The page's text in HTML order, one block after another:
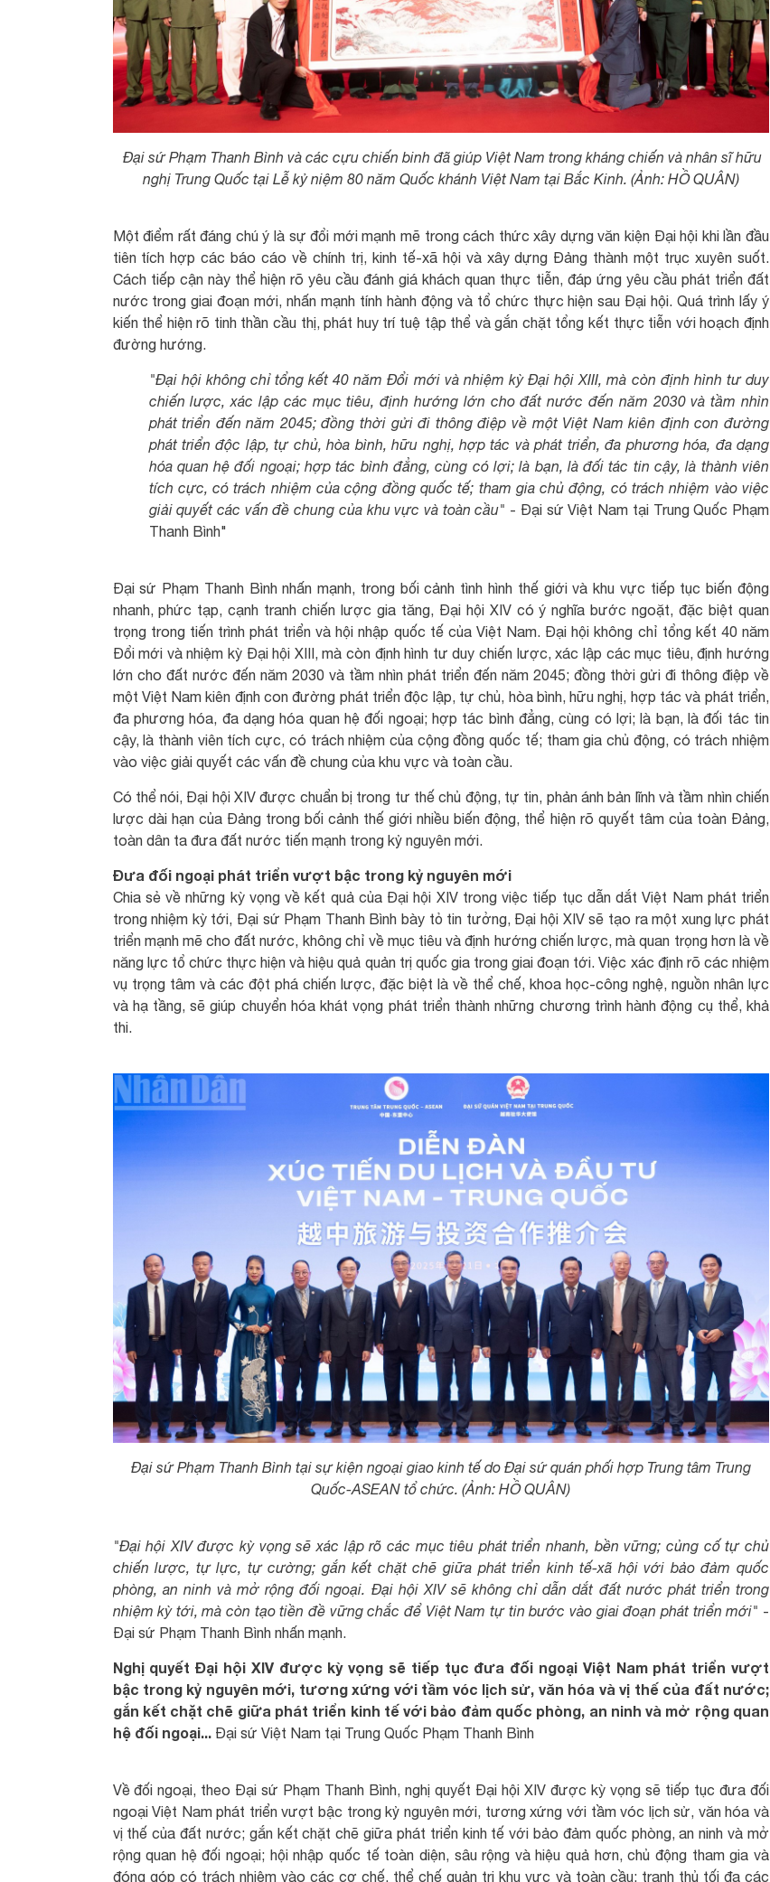
Đại sứ Phạm Thanh Bình và các cựu chiến binh đã giúp Việt Nam trong kháng chiến và nhân sĩ hữu
nghị Trung Quốc tại Lễ kỷ niệm 80 năm Quốc khánh Việt Nam tại Bắc Kinh. (Ảnh: HỒ QUÂN)
Một điểm rất đáng chú ý là sự đổi mới mạnh mẽ trong cách thức xây dựng văn kiện Đại hội khi lần đầu
tiên tích hợp các báo cáo về chính trị, kinh tế-xã hội và xây dựng Đảng thành một trục xuyên suốt.
Cách tiếp cận này thể hiện rõ yêu cầu đánh giá khách quan thực tiễn, đáp ứng yêu cầu phát triển đất
nước trong giai đoạn mới, nhấn mạnh tính hành động và tổ chức thực hiện sau Đại hội. Quá trình lấy ý
kiến thể hiện rõ tinh thần cầu thị, phát huy trí tuệ tập thể và gắn chặt tổng kết thực tiễn với hoạch định
đường hướng.
"Đại hội không chỉ tổng kết 40 năm Đổi mới và nhiệm kỳ Đại hội XIII, mà còn định hình tư duy
chiến lược, xác lập các mục tiêu, định hướng lớn cho đất nước đến năm 2030 và tầm nhìn
phát triển đến năm 2045; đồng thời gửi đi thông điệp về một Việt Nam kiên định con đường
phát triển độc lập, tự chủ, hòa bình, hữu nghị, hợp tác và phát triển, đa phương hóa, đa dạng
hóa quan hệ đối ngoại; hợp tác bình đẳng, cùng có lợi; là bạn, là đối tác tin cậy, là thành viên
tích cực, có trách nhiệm của cộng đồng quốc tế; tham gia chủ động, có trách nhiệm vào việc
giải quyết các vấn đề chung của khu vực và toàn cầu" - Đại sứ Việt Nam tại Trung Quốc Phạm
Thanh Bình"
Đại sứ Phạm Thanh Bình nhấn mạnh, trong bối cảnh tình hình thế giới và khu vực tiếp tục biến động
nhanh, phức tạp, cạnh tranh chiến lược gia tăng, Đại hội XIV có ý nghĩa bước ngoặt, đặc biệt quan
trọng trong tiến trình phát triển và hội nhập quốc tế của Việt Nam. Đại hội không chỉ tổng kết 40 năm
Đổi mới và nhiệm kỳ Đại hội XIII, mà còn định hình tư duy chiến lược, xác lập các mục tiêu, định hướng
lớn cho đất nước đến năm 2030 và tầm nhìn phát triển đến năm 2045; đồng thời gửi đi thông điệp về
một Việt Nam kiên định con đường phát triển độc lập, tự chủ, hòa bình, hữu nghị, hợp tác và phát triển,
đa phương hóa, đa dạng hóa quan hệ đối ngoại; hợp tác bình đẳng, cùng có lợi; là bạn, là đối tác tin
cậy, là thành viên tích cực, có trách nhiệm của cộng đồng quốc tế; tham gia chủ động, có trách nhiệm
vào việc giải quyết các vấn đề chung của khu vực và toàn cầu.
Có thể nói, Đại hội XIV được chuẩn bị trong tư thế chủ động, tự tin, phản ánh bản lĩnh và tầm nhìn chiến
lược dài hạn của Đảng trong bối cảnh thế giới nhiều biến động, thể hiện rõ quyết tâm của toàn Đảng,
toàn dân ta đưa đất nước tiến mạnh trong kỷ nguyên mới.
Đưa đối ngoại phát triển vượt bậc trong kỷ nguyên mới
Chia sẻ về những kỳ vọng về kết quả của Đại hội XIV trong việc tiếp tục dẫn dắt Việt Nam phát triển
trong nhiệm kỳ tới, Đại sứ Phạm Thanh Bình bày tỏ tin tưởng, Đại hội XIV sẽ tạo ra một xung lực phát
triển mạnh mẽ cho đất nước, không chỉ về mục tiêu và định hướng chiến lược, mà quan trọng hơn là về
năng lực tổ chức thực hiện và hiệu quả quản trị quốc gia trong giai đoạn tới. Việc xác định rõ các nhiệm
vụ trọng tâm và các đột phá chiến lược, đặc biệt là về thể chế, khoa học-công nghệ, nguồn nhân lực
và hạ tầng, sẽ giúp chuyển hóa khát vọng phát triển thành những chương trình hành động cụ thể, khả
thi.
Đại sứ Phạm Thanh Bình tại sự kiện ngoại giao kinh tế do Đại sứ quán phối hợp Trung tâm Trung
Quốc-ASEAN tổ chức. (Ảnh: HỒ QUÂN)
"Đại hội XIV được kỳ vọng sẽ xác lập rõ các mục tiêu phát triển nhanh, bền vững; củng cố tự chủ
chiến lược, tự lực, tự cường; gắn kết chặt chẽ giữa phát triển kinh tế-xã hội với bảo đảm quốc
phòng, an ninh và mở rộng đối ngoại. Đại hội XIV sẽ không chỉ dẫn dắt đất nước phát triển trong
nhiệm kỳ tới, mà còn tạo tiền đề vững chắc để Việt Nam tự tin bước vào giai đoạn phát triển mới" -
Đại sứ Phạm Thanh Bình nhấn mạnh.
Nghị quyết Đại hội XIV được kỳ vọng sẽ tiếp tục đưa đối ngoại Việt Nam phát triển vượt
bậc trong kỷ nguyên mới, tương xứng với tầm vóc lịch sử, văn hóa và vị thế của đất nước;
gắn kết chặt chẽ giữa phát triển kinh tế với bảo đảm quốc phòng, an ninh và mở rộng quan
hệ đối ngoại... Đại sứ Việt Nam tại Trung Quốc Phạm Thanh Bình
Về đối ngoại, theo Đại sứ Phạm Thanh Bình, nghị quyết Đại hội XIV được kỳ vọng sẽ tiếp tục đưa đối
ngoại Việt Nam phát triển vượt bậc trong kỷ nguyên mới, tương xứng với tầm vóc lịch sử, văn hóa và
vị thế của đất nước; gắn kết chặt chẽ giữa phát triển kinh tế với bảo đảm quốc phòng, an ninh và mở
rộng quan hệ đối ngoại; hội nhập quốc tế toàn diện, sâu rộng và hiệu quả hơn, chủ động tham gia và
đóng góp có trách nhiệm vào các cơ chế, thể chế quản trị khu vực và toàn cầu; tranh thủ tối đa các